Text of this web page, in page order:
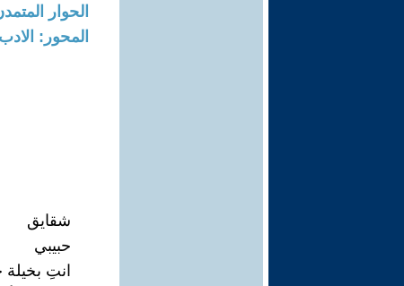
الحوار المتمدن-العدد: 8269
المحور:
شقايق
حبيبي
انتِ بخيلة